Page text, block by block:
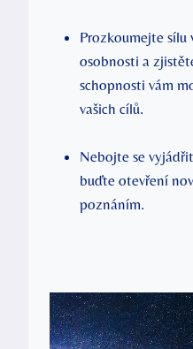
Prozkoumejte sílu
osobnosti a
schopnosti vám
vašich cílů.
Nebojte se
buďte otevření
poznáním.